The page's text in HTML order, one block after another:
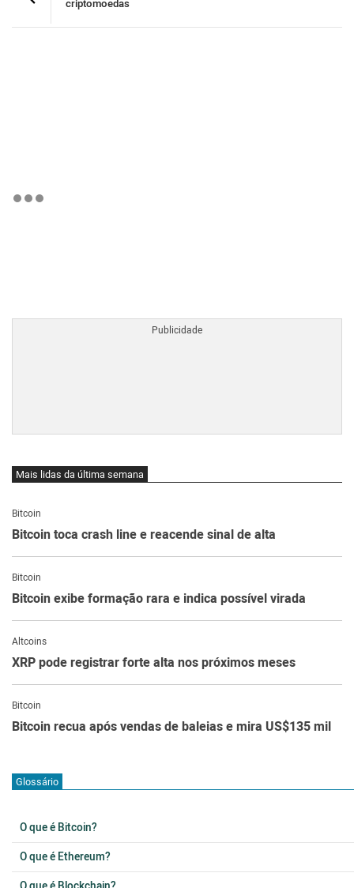
criptomoedas
Mais lidas da última semana
Bitcoin
Bitcoin toca crash line e reacende sinal de alta
Bitcoin
Bitcoin exibe formação rara e indica possível virada
Altcoins
XRP pode registrar forte alta nos próximos meses
Bitcoin
Bitcoin recua após vendas de baleias e mira US$135 mil
Glossário
O que é Bitcoin?
O que é Ethereum?